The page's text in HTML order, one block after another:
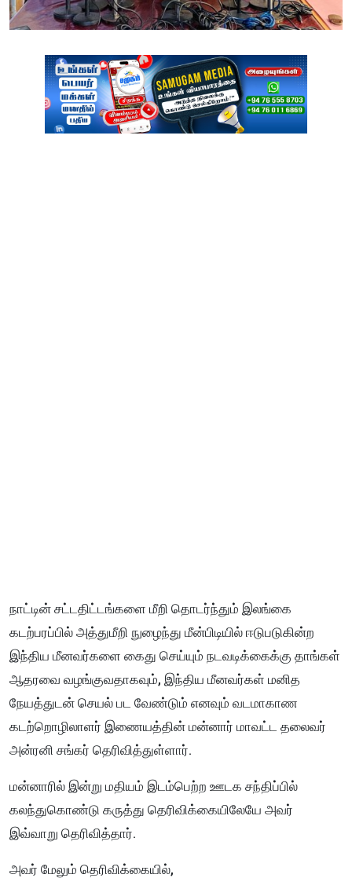
நாட்டின் சட்டதிட்டங்களை மீறி தொடர்ந்தும் இலங்கை
கடற்பரப்பில் அத்துமீறி நுழைந்து மீன்பிடியில் ஈடுபடுகின்ற
இந்திய மீனவர்களை கைது செய்யும் நடவடிக்கைக்கு தாங்கள்
ஆதரவை வழங்குவதாகவும், இந்திய மீனவர்கள் மனித
நேயத்துடன் செயல் பட வேண்டும் எனவும் வடமாகாண
கடற்றொழிலாளர் இணையத்தின் மன்னார் மாவட்ட தலைவர்
அன்ரனி சங்கர் தெரிவித்துள்ளார்.
மன்னாரில் இன்று மதியம் இடம்பெற்ற ஊடக சந்திப்பில்
கலந்துகொண்டு கருத்து தெரிவிக்கையிலேயே அவர்
இவ்வாறு தெரிவித்தார்.
அவர் மேலும் தெரிவிக்கையில்,